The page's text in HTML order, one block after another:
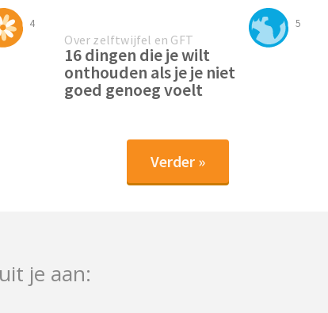
4 5
Over zelftwijfel en GFT
16 dingen die je wilt
onthouden als je je niet
goed genoeg voelt
Verder »
je aan: